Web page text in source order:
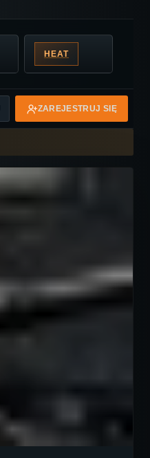
HEAT
ZAREJESTRUJ SIĘ